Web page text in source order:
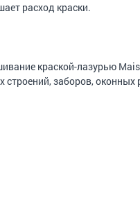
расход краски.
краской-лазурью
строений, заборов, оконных